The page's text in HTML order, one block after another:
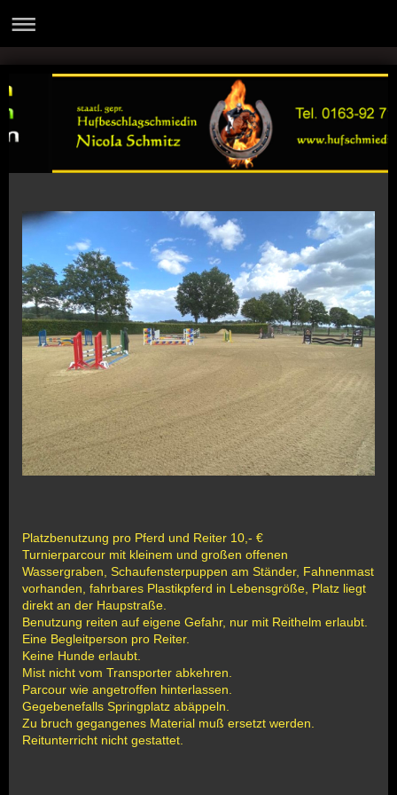
Platzbenutzung pro Pferd und Reiter 10,- €
Turnierparcour mit kleinem und großen offenen
Wassergraben, Schaufensterpuppen am Ständer, Fahnenmast
vorhanden, fahrbares Plastikpferd in Lebensgröße, Platz liegt
direkt an der Haupstraße.
Benutzung reiten auf eigene Gefahr, nur mit Reithelm erlaubt.
Eine Begleitperson pro Reiter.
Keine Hunde erlaubt.
Mist nicht vom Transporter abkehren.
Parcour wie angetroffen hinterlassen.
Gegebenefalls Springplatz abäppeln.
Zu bruch gegangenes Material muß ersetzt werden.
Reitunterricht nicht gestattet.